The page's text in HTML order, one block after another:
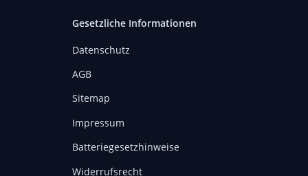
Gesetzliche Informationen
Datenschutz
AGB
Sitemap
Impressum
Batteriegesetzhinweise
Widerrufsrecht